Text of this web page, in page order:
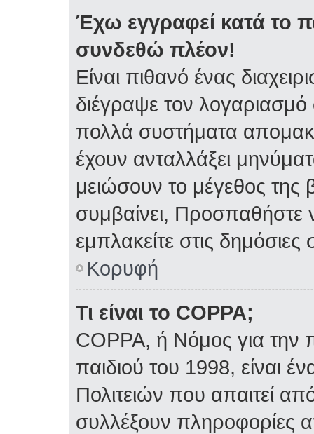
Έχω εγγραφεί κατά το
συνδεθώ πλέον!
Είναι πιθανό ένας
διέγραψε τον
πολλά συστήματα
έχουν ανταλλάξει
μειώσουν το μέγεθος
συμβαίνει, Προσπαθήστε
εμπλακείτε στις δημόσιες
Κορυφή
Τι είναι το COPPA;
COPPA, ή Νόμος για την
παιδιού του 1998, είναι
Πολιτειών που απαιτεί
συλλέξουν πληροφορίες